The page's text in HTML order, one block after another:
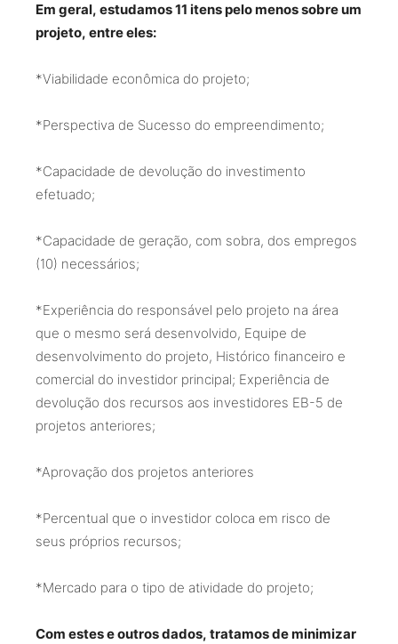
Em geral, estudamos 11 itens pelo menos sobre um
projeto, entre eles:
*Viabilidade econômica do projeto;
*Perspectiva de Sucesso do empreendimento;
*Capacidade de devolução do investimento
efetuado;
*Capacidade de geração, com sobra, dos empregos
(10) necessários;
*Experiência do responsável pelo projeto na área
que o mesmo será desenvolvido, Equipe de
desenvolvimento do projeto, Histórico financeiro e
comercial do investidor principal; Experiência de
devolução dos recursos aos investidores EB-5 de
projetos anteriores;
*Aprovação dos projetos anteriores
*Percentual que o investidor coloca em risco de
seus próprios recursos;
*Mercado para o tipo de atividade do projeto;
Com estes e outros dados, tratamos de minimizar